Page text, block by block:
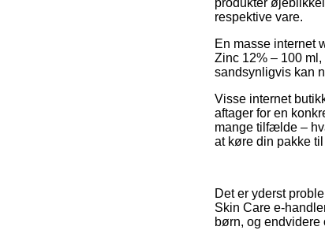
produkter
respektive vare.
En masse internet
Zinc 12% – 100
sandsynligvis kan
Visse internet
aftager for en
mange tilfælde –
at køre din pakke
Det er yderst
Skin Care e-
børn, og